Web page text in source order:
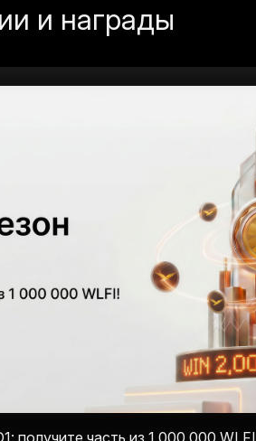
и награды
получите часть из 1 000 000 WLFI